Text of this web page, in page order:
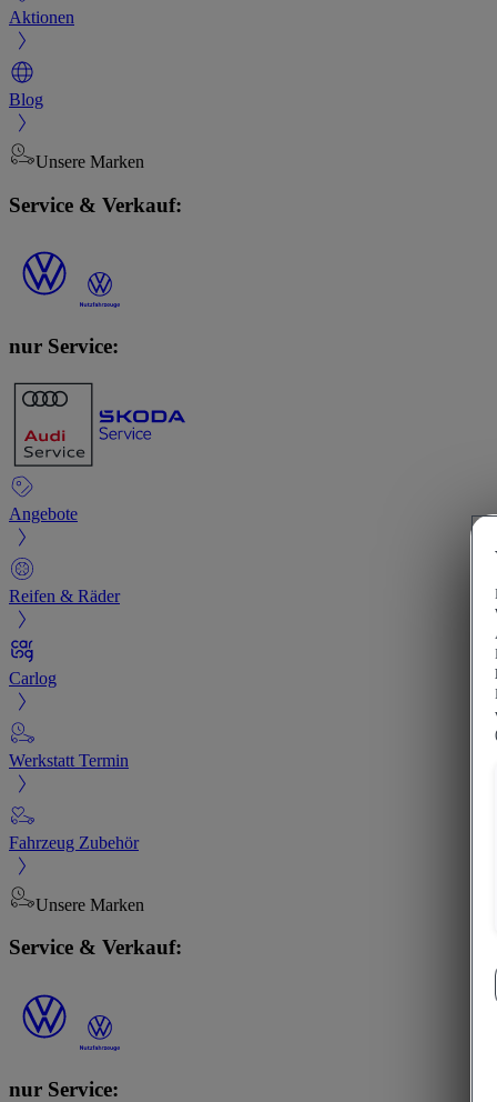
Aktionen
Blog
Unsere Marken
Service & Verkauf:
nur Service:
Angebote
Reifen & Räder
Carlog
Werkstatt Termin
Fahrzeug Zubehör
Unsere Marken
Service & Verkauf:
nur Service: